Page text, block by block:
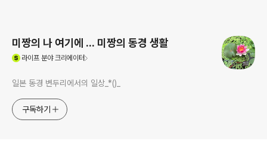
미짱의 나 여기에 ... 미짱의 동경 생활
라이프분야 크리에이터
일본 동경 변두리에서의 일상_*()_
구독하기